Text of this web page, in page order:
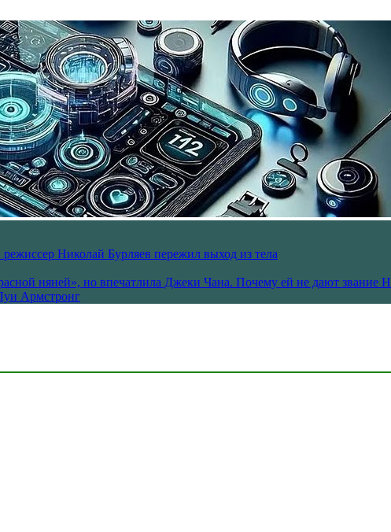
Николай Бурляев пережил выход из тела
няней», но впечатлила Джеки Чана. Почему ей не дают звание
Армстронг